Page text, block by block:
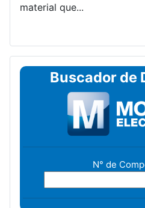
material que...
Buscador de
N° de